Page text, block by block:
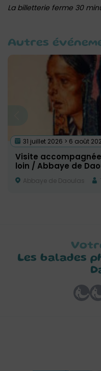
La billetterie ferme 30
Autres
31 juillet 2026 > 6 août
Visite
loin / Abbaye de
Abbaye de Daoulas
Les balades